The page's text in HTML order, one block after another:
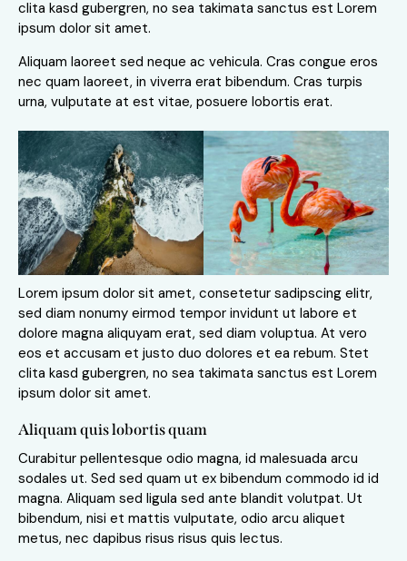
clita kasd gubergren, no sea takimata sanctus est Lorem
ipsum dolor sit amet.
Aliquam laoreet sed neque ac vehicula. Cras congue eros
nec quam laoreet, in viverra erat bibendum. Cras turpis
urna, vulputate at est vitae, posuere lobortis erat.
Lorem ipsum dolor sit amet, consetetur sadipscing elitr,
sed diam nonumy eirmod tempor invidunt ut labore et
dolore magna aliquyam erat, sed diam voluptua. At vero
eos et accusam et justo duo dolores et ea rebum. Stet
clita kasd gubergren, no sea takimata sanctus est Lorem
ipsum dolor sit amet.
Aliquam quis lobortis quam
Curabitur pellentesque odio magna, id malesuada arcu
sodales ut. Sed sed quam ut ex bibendum commodo id id
magna. Aliquam sed ligula sed ante blandit volutpat. Ut
bibendum, nisi et mattis vulputate, odio arcu aliquet
metus, nec dapibus risus risus quis lectus.